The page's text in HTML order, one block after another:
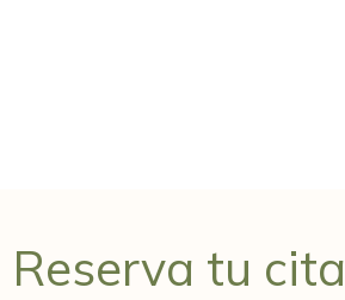
Reserva tu cita